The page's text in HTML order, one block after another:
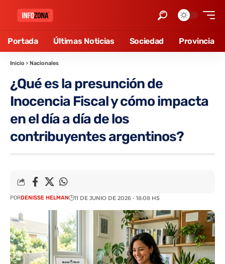
Portada Últimas Noticias Sociedad Provincia
Inicio › Nacionales
¿Qué es la presunción de
Inocencia Fiscal y cómo impacta
en el día a día de los
contribuyentes argentinos?
PORDENISSE HELMAN 11 DE JUNIO DE 2026 - 18:08 HS